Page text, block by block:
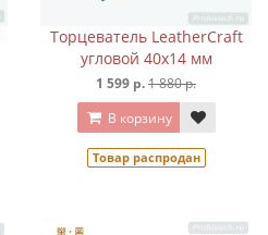
Торцеватель LeatherCraft
угловой 40х14 мм
1 599 р.1 880 р.
В корзину
Товар распродан